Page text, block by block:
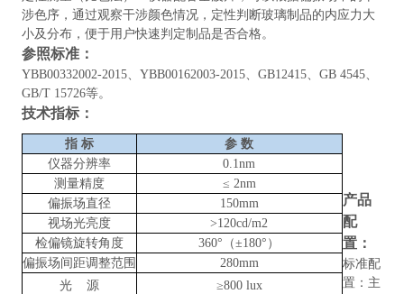
涉色序，通过观察干涉颜色情况，定性判断玻璃制品的内应力大
小及分布，便于用户快速判定制品是否合格。
参照标准：
YBB00332002-2015、YBB00162003-2015、GB12415、GB 4545、
GB/T 15726等。
技术指标：
指 标 参 数
仪器分辨率
0.1nm
测量精度
≤ 2nm
偏振场直径
150mm
视场光亮度
>120cd/m2
检偏镜旋转角度
360°（±180°）
偏振场间距调整范围
280mm
光
源
≥800 lux
产品
配
置：
标准配
置：主